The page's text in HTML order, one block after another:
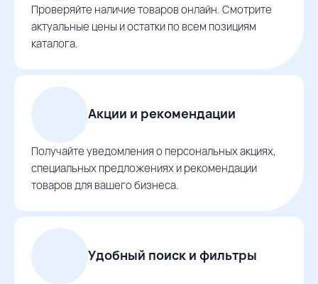
Проверяйте наличие товаров онлайн. Смотрите
актуальные цены и остатки по всем позициям
каталога.
Акции и рекомендации
Получайте уведомления о персональных акциях,
специальных предложениях и рекомендации
товаров для вашего бизнеса.
Удобный поиск и фильтры